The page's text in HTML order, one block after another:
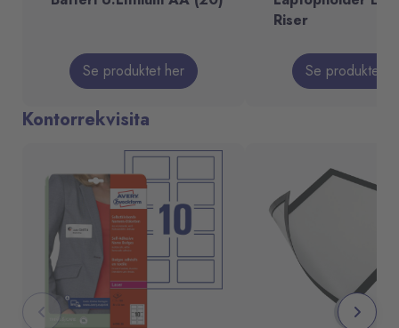
Se produktet her
Riser
Se produktet
Kontorrekvisita